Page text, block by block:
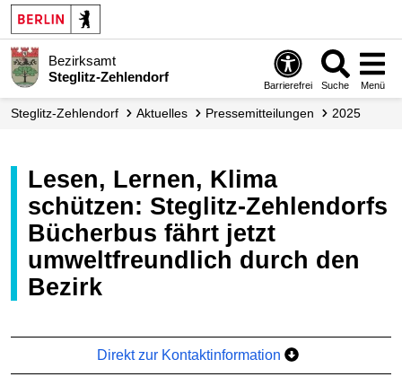
Bezirksamt
Steglitz-Zehlendorf
Barrierefrei Suche Menü
Steglitz-Zehlendorf Aktuelles Presse­mitteilungen 2025
Lesen, Lernen, Klima
schützen: Steglitz-Zehlendorfs
Bücherbus fährt jetzt
umweltfreundlich durch den
Bezirk
Direkt zur Kontaktinformation